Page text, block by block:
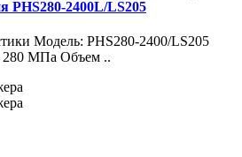
PHS280-2400L/LS205
Модель: PHS280-2400/LS205
280 МПа Объем ..